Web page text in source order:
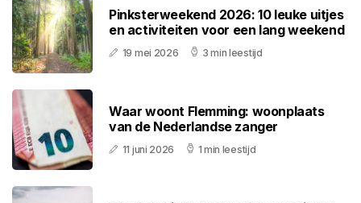
Pinksterweekend 2026: 10 leuke uitjes
en activiteiten voor een lang weekend
19 mei 2026 3 min leestijd
Waar woont Flemming: woonplaats
van de Nederlandse zanger
11 juni 2026 1 min leestijd